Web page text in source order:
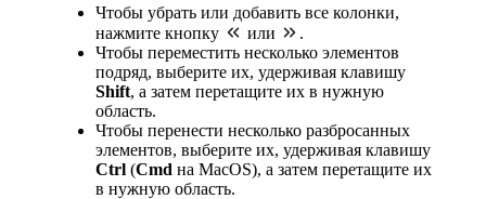
Чтобы убрать или добавить все колонки,
нажмите кнопку
или
.
Чтобы переместить несколько элементов
подряд, выберите их, удерживая клавишу
Shift, а затем перетащите их в нужную
область.
Чтобы перенести несколько разбросанных
элементов, выберите их, удерживая клавишу
Ctrl (Cmd на MacOS), а затем перетащите их
в нужную область.